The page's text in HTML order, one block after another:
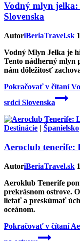
Vodný mlyn
Slovenska
AutoriBeriaTravel.sk
Vodný Mlyn Jelka je
Tento nádherný mlyn
nám dôležitosť
Pokračovať v čítaní
srdci Slovenska
Destinácie | Španielsko
Aeroclub tenerife:
AutoriBeriaTravel.sk
Aeroklub Tenerife
prekrásnom ostrove.
lietať a preskúmať
oceánom.
Pokračovať v čítaní